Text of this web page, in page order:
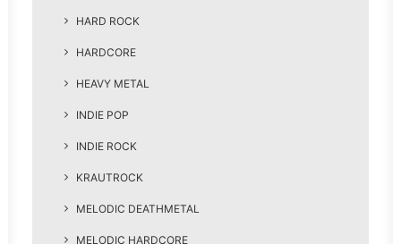
HARD ROCK
HARDCORE
HEAVY METAL
INDIE POP
INDIE ROCK
KRAUTROCK
MELODIC DEATHMETAL
MELODIC HARDCORE